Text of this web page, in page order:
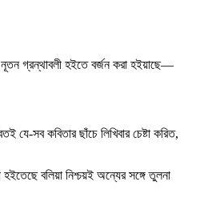
নূতন গ্রন্থাবলী হইতে বর্জন করা হইয়াছে—
যে-সব কবিতার ছাঁচে লিখিবার চেষ্টা করিত,
বলিয়া নিশ্চয়ই অন্যের সঙ্গে তুলনা